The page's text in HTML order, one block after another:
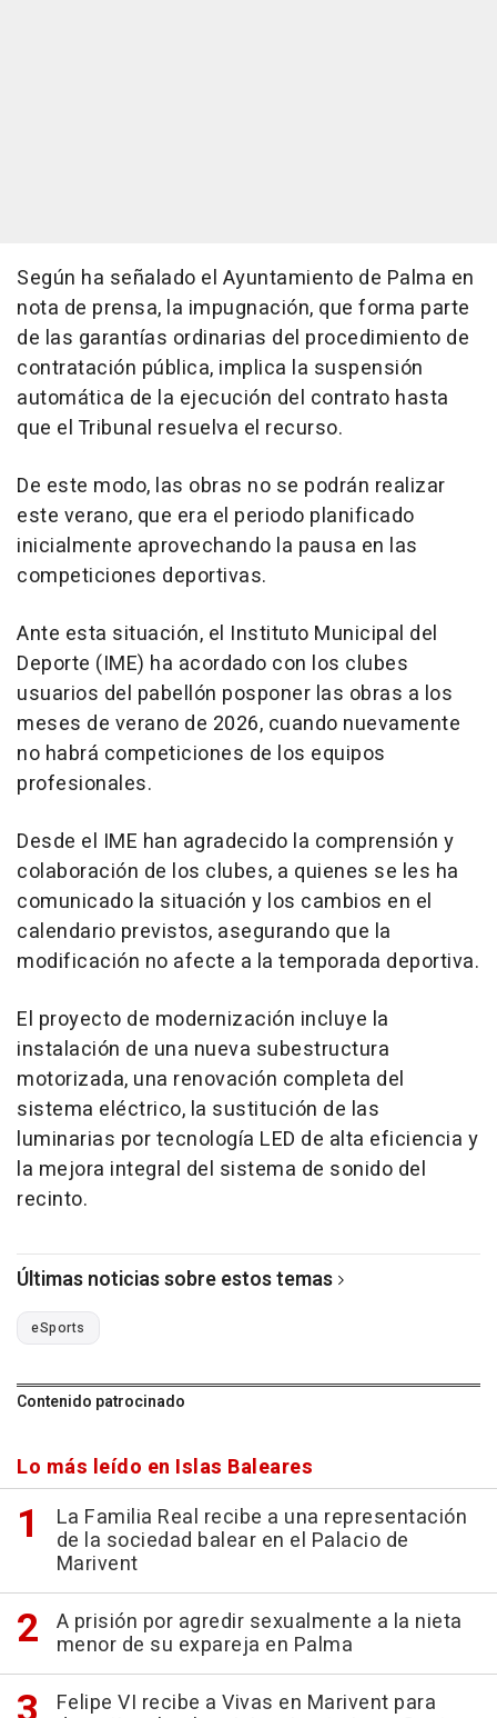
Según ha señalado el Ayuntamiento de Palma en
nota de prensa, la impugnación, que forma parte
de las garantías ordinarias del procedimiento de
contratación pública, implica la suspensión
automática de la ejecución del contrato hasta
que el Tribunal resuelva el recurso.
De este modo, las obras no se podrán realizar
este verano, que era el periodo planificado
inicialmente aprovechando la pausa en las
competiciones deportivas.
Ante esta situación, el Instituto Municipal del
Deporte (IME) ha acordado con los clubes
usuarios del pabellón posponer las obras a los
meses de verano de 2026, cuando nuevamente
no habrá competiciones de los equipos
profesionales.
Desde el IME han agradecido la comprensión y
colaboración de los clubes, a quienes se les ha
comunicado la situación y los cambios en el
calendario previstos, asegurando que la
modificación no afecte a la temporada deportiva.
El proyecto de modernización incluye la
instalación de una nueva subestructura
motorizada, una renovación completa del
sistema eléctrico, la sustitución de las
luminarias por tecnología LED de alta eficiencia y
la mejora integral del sistema de sonido del
recinto.
Últimas noticias sobre estos temas
eSports
Contenido patrocinado
Lo más leído en Islas Baleares
La Familia Real recibe a una representación
de la sociedad balear en el Palacio de
Marivent
A prisión por agredir sexualmente a la nieta
menor de su expareja en Palma
Felipe VI recibe a Vivas en Marivent para